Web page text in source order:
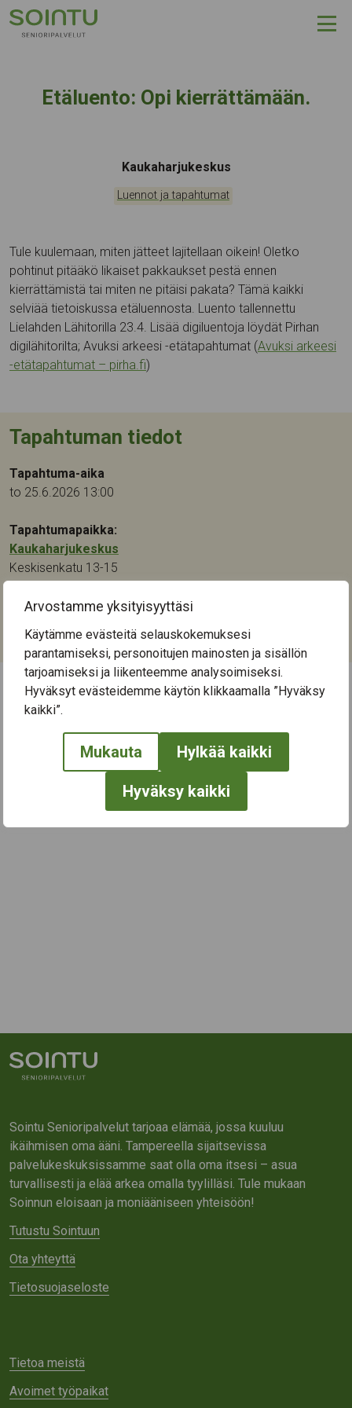
Arvostamme yksityisyyttäsi
Käytämme evästeitä selauskokemuksesi
parantamiseksi, personoitujen mainosten ja sisällön
tarjoamiseksi ja liikenteemme analysoimiseksi.
Hyväksyt evästeidemme käytön klikkaamalla ”Hyväksy
kaikki”.
Mukauta Hylkää kaikki
Hyväksy kaikki
Hyppää sisältöön
Etäluento: Opi kierrättämään.
Tapahtumapaikka:
Kaukaharjukeskus
Kategoriat:
Luennot ja tapahtumat
Tule kuulemaan, miten jätteet lajitellaan oikein! Oletko
pohtinut pitääkö likaiset pakkaukset pestä ennen
kierrättämistä tai miten ne pitäisi pakata? Tämä kaikki
selviää tietoiskussa etäluennosta. Luento tallennettu
Lielahden Lähitorilla 23.4. Lisää digiluentoja löydät Pirhan
digilähitorilta; Avuksi arkeesi -etätapahtumat (Avuksi arkeesi
-etätapahtumat – pirha.fi)
Tapahtuman tiedot
Tapahtuma-aika
to 25.6.2026 13:00
Tapahtumapaikka:
Kaukaharjukeskus
Keskisenkatu 13-15
Luennot ja tapahtumat
Sointu Senioripalvelut tarjoaa elämää, jossa kuuluu
ikäihmisen oma ääni. Tampereella sijaitsevissa
palvelukeskuksissamme saat olla oma itsesi – asua
turvallisesti ja elää arkea omalla tyylilläsi. Tule mukaan
Soinnun eloisaan ja moniääniseen yhteisöön!
Tutustu Sointuun
Ota yhteyttä
Tietosuojaseloste
Tietoa meistä
Avoimet työpaikat